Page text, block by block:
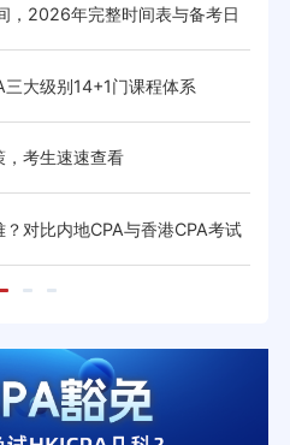
，2026年完整时间表与备考日
大级别14+1门课程体系
，考生速速查看
对比内地CPA与香港CPA考试